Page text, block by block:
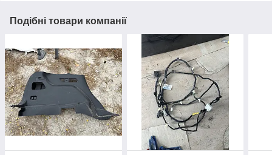
Подібні товари компанії